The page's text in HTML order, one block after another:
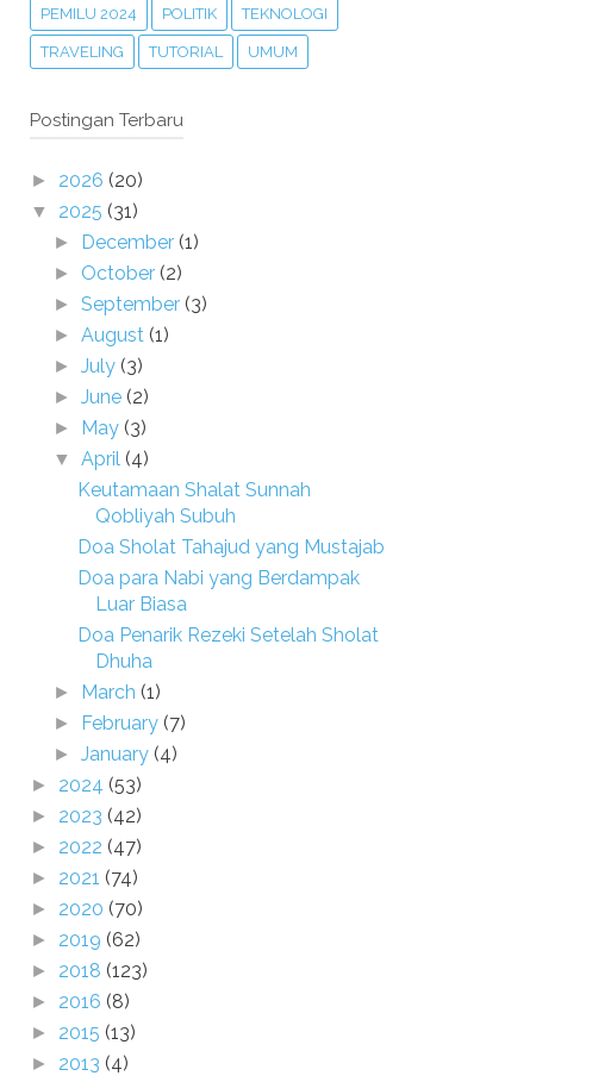
PEMILU 2024 POLITIK TEKNOLOGI
TRAVELING TUTORIAL UMUM
Postingan Terbaru
► 2026 (20)
▼ 2025 (31)
► December (1)
► October (2)
►September (3)
►August (1)
►July (3)
►June (2)
► May (3)
▼April (4)
Keutamaan Shalat Sunnah
Qobliyah Subuh
Doa Sholat Tahajud yang Mustajab
Doa para Nabi yang Berdampak
Luar Biasa
Doa Penarik Rezeki Setelah Sholat
Dhuha
► March (1)
► February (7)
►January (4)
► 2024 (53)
► 2023 (42)
► 2022 (47)
► 2021 (74)
► 2020 (70)
► 2019 (62)
► 2018 (123)
► 2016 (8)
► 2015 (13)
► 2013 (4)